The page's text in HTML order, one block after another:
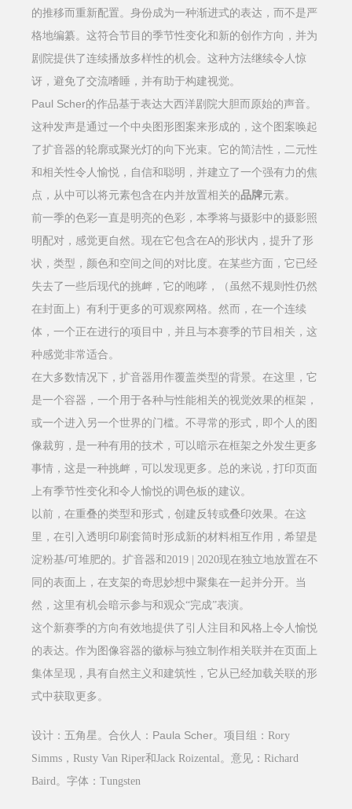
的推移而重新配置。身份成为一种渐进式的表达，而不是严
格地编纂。这符合节目的季节性变化和新的创作方向，并为
剧院提供了连续播放多样性的机会。这种方法继续令人惊
讶，避免了交流嗜睡，并有助于构建视觉。
Paul Scher的作品基于表达大西洋剧院大胆而原始的声音。
这种发声是通过一个中央图形图案来形成的，这个图案唤起
了扩音器的轮廓或聚光灯的向下光束。它的简洁性，二元性
和相关性令人愉悦，自信和聪明，并建立了一个强有力的焦
点，从中可以将元素包含在内并放置相关的品牌元素。
前一季的色彩一直是明亮的色彩，本季将与摄影中的摄影照
明配对，感觉更自然。现在它包含在A的形状内，提升了形
状，类型，颜色和空间之间的对比度。在某些方面，它已经
失去了一些后现代的挑衅，它的咆哮，（虽然不规则性仍然
在封面上）有利于更多的可观察网格。然而，在一个连续
体，一个正在进行的项目中，并且与本赛季的节目相关，这
种感觉非常适合。
在大多数情况下，扩音器用作覆盖类型的背景。在这里，它
是一个容器，一个用于各种与性能相关的视觉效果的框架，
或一个进入另一个世界的门槛。不寻常的形式，即个人的图
像裁剪，是一种有用的技术，可以暗示在框架之外发生更多
事情，这是一种挑衅，可以发现更多。总的来说，打印页面
上有季节性变化和令人愉悦的调色板的建议。
以前，在重叠的类型和形式，创建反转或叠印效果。在这
里，在引入透明印刷套筒时形成新的材料相互作用，希望是
淀粉基/可堆肥的。扩音器和2019 | 2020现在独立地放置在不
同的表面上，在支架的奇思妙想中聚集在一起并分开。当
然，这里有机会暗示参与和观众“完成”表演。
这个新赛季的方向有效地提供了引人注目和风格上令人愉悦
的表达。作为图像容器的徽标与独立制作相关联并在页面上
集体呈现，具有自然主义和建筑性，它从已经加载关联的形
式中获取更多。
设计：五角星。合伙人： Paula Scher。项目组： Rory
Simms ， Rusty Van Riper和Jack Roizental 。意见： Richard
Baird。字体： Tungsten